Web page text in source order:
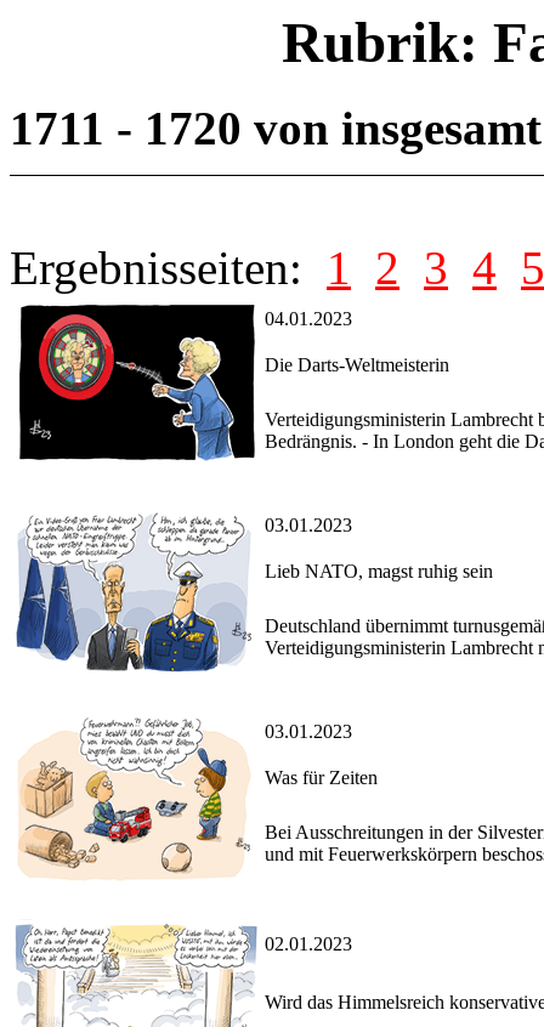
Rubrik:
1711 - 1720 von
Ergebnisseiten: 1 2 3 4 5
04.01.2023
Die Darts-Weltmeisterin
Verteidigungsministerin Lambrecht
Bedrängnis. - In London geht die
03.01.2023
Lieb NATO, magst ruhig sein
Deutschland übernimmt
Verteidigungsministerin
03.01.2023
Was für Zeiten
Bei Ausschreitungen in der
und mit Feuerwerkskörpern
02.01.2023
Wird das Himmelsreich